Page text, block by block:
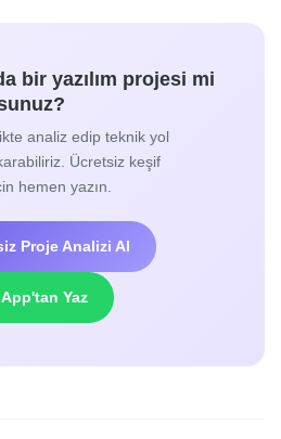
bir yazılım projesi mi
analiz edip teknik yol
Ücretsiz keşif
hemen yazın.
Proje Analizi Al
Yaz